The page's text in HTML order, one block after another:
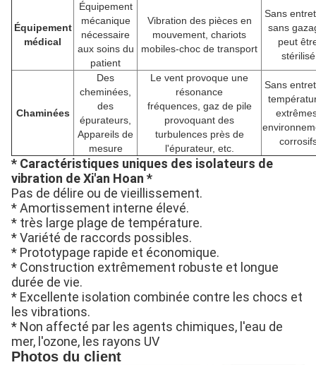
Équipement
médical
Équipement
mécanique
nécessaire
aux soins du
patient
Vibration des pièces en
mouvement, chariots
mobiles-choc de transport
Sans
sans
peut
stérilisé
Chaminées
Des
cheminées,
des
épurateurs,
Appareils de
mesure
Le vent provoque une
résonance
fréquences, gaz de pile
provoquant des
turbulences près de
l'épurateur, etc.
Sans
* Caractéristiques uniques des isolateurs de
vibration de Xi'an Hoan *
Pas de délire ou de vieillissement.
* Amortissement interne élevé.
* très large plage de température.
* Variété de raccords possibles.
* Prototypage rapide et économique.
* Construction extrêmement robuste et longue
durée de vie.
* Excellente isolation combinée contre les chocs et
les vibrations.
* Non affecté par les agents chimiques, l'eau de
mer, l'ozone, les rayons UV
Photos du client